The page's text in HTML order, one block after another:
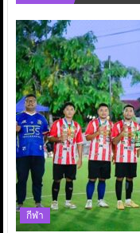
กีฬา